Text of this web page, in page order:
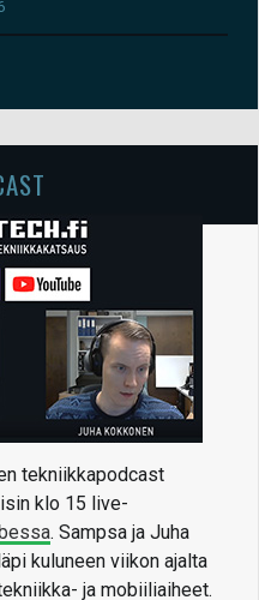
tekniikkapodcast
klo 15 live-
. Sampsa ja Juha
kuluneen viikon ajalta
ja mobiiliaiheet.